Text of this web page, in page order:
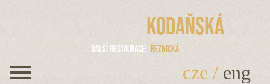
Kodaňská
Další restaurace Řeznická
cze / eng